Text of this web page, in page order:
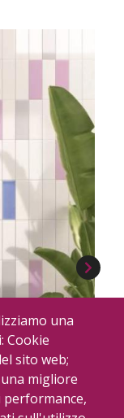
una
Cookie
sito web;
migliore
performance,